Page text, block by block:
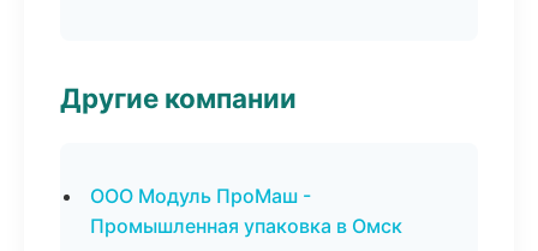
Другие компании
ООО Модуль ПроМаш -
Промышленная упаковка в Омск